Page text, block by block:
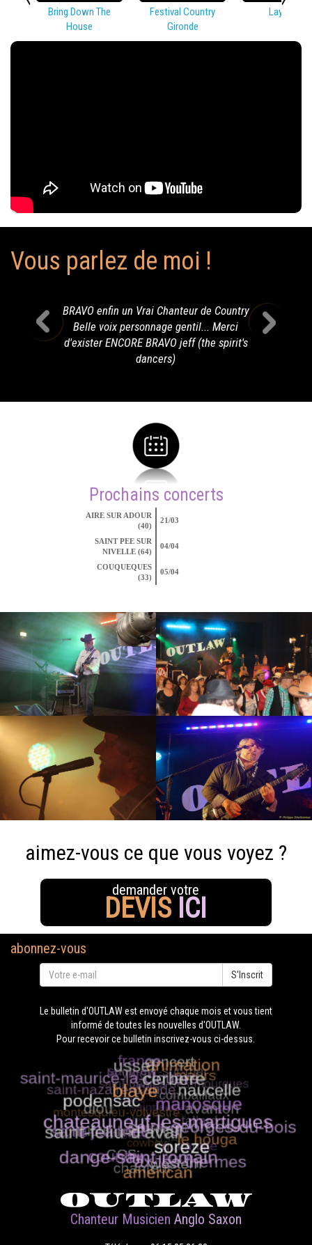
Bring Down The
House
Festival Country
Gironde
Lay Low
Vous parlez de moi !
BRAVO enfin un Vrai Chanteur de Country
Belle voix personnage gentil... Merci
d'exister ENCORE BRAVO jeff (the spirit's
dancers)
Prochains concerts
AIRE SUR ADOUR
(40)
21/03
SAINT PEE SUR
NIVELLE (64)
04/04
COUQUEQUES
(33)
05/04
aimez-vous ce que vous voyez ?
demander votre
DEVIS ICI
abonnez-vous
S'Inscrit
Le bulletin d'OUTLAW est envoyé chaque mois et vous tient
informé de toutes les nouvelles d'OUTLAW.
Pour recevoir ce bulletin inscrivez-vous ci-dessus.
OUTLAW
Chanteur Musicien Anglo Saxon